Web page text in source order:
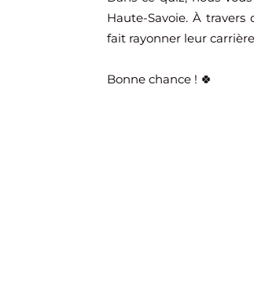
Haute-Savoie. À
fait rayonner leur
Bonne chance ! 🍀